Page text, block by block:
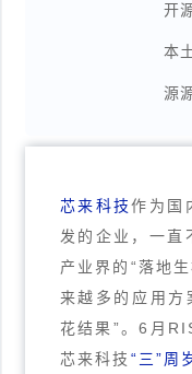
开
本
源
芯来科技作为国
发的企业，一直
产业界的“落地
来越多的应用方
花结果”。6月
芯来科技 “三”周